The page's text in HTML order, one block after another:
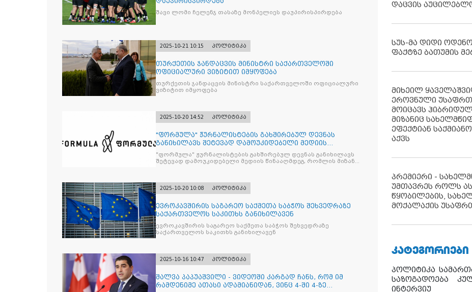
შავი ლომი ჩელენჯ თასაზე მონპელიეს დაუპირისპირდება
2025-10-21 10:15 პოლიტიკა
თურქეთის ჯანდაცვის მინისტრი საქართველოში
ოფიციალური ვიზიტით იმყოფება
თურქეთის ჯანდაცვის მინისტრი საქართველოში ოფიციალური
ვიზიტით იმყოფება
2025-10-20 14:52 პოლიტიკა
"ფორმულა" ჟურნალისტების გახშირებულ დევნას
განიხილავს შეტევად დამოუკიდებელი მედიის
წინააღმდ
"ფორმულა" ჟურნალისტების გახშირებულ დევნას განიხილავს
შეტევად დამოუკიდებელი მედიის წინააღმდეგ, რომლის მიზანი
2025-10-20 10:08 პოლიტიკა
ევროკავშირის საგარეო საქმეთა საბჭოს შეხვედრაზე
საქართველოს საკითხს განიხილავენ
ევროკავშირის საგარეო საქმეთა საბჭოს შეხვედრაზე
საქართველოს საკითხს განიხილავენ
2025-10-16 10:47 პოლიტიკა
შალვა პაპუაშვილი - ვიდეოში კარგად ჩანს, რომ იმ
რამდენიმე ათასი ადამიანიდან, ვინც 4-ში 4-ზე
დაცვის
სუს-მა დიდი
ფაქტზე ბათუმის
მიხეილ
ეროვნული
მოიცავს
მიზანიც
ეფექტიან
აქვს
პრემიერი -
უმთავრეს როლს
წყობილების,
მოქალაქის
ᲙᲐᲢᲔᲒᲝᲠᲘᲔᲑᲘ
პოლიტიკა
საზოგადოება
ინტერვიუ